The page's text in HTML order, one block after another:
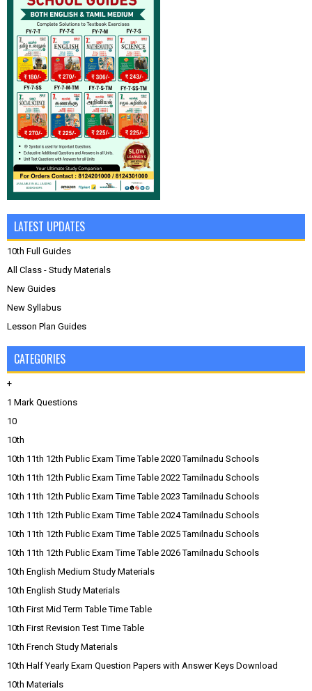
LATEST UPDATES
10th Full Guides
All Class - Study Materials
New Guides
New Syllabus
Lesson Plan Guides
CATEGORIES
+
1 Mark Questions
10
10th
10th 11th 12th Public Exam Time Table 2020 Tamilnadu Schools
10th 11th 12th Public Exam Time Table 2022 Tamilnadu Schools
10th 11th 12th Public Exam Time Table 2023 Tamilnadu Schools
10th 11th 12th Public Exam Time Table 2024 Tamilnadu Schools
10th 11th 12th Public Exam Time Table 2025 Tamilnadu Schools
10th 11th 12th Public Exam Time Table 2026 Tamilnadu Schools
10th English Medium Study Materials
10th English Study Materials
10th First Mid Term Table Time Table
10th First Revision Test Time Table
10th French Study Materials
10th Half Yearly Exam Question Papers with Answer Keys Download
10th Materials